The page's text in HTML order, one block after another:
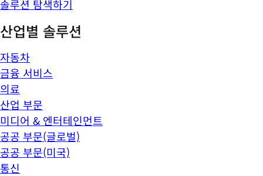
솔루션 탐색하기
산업별 솔루션
자동차
금융 서비스
의료
산업 부문
미디어 & 엔터테인먼트
공공 부문(글로벌)
공공 부문(미국)
통신